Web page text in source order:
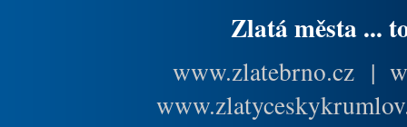
Zlatá města ...
www.zlatebrno.cz |